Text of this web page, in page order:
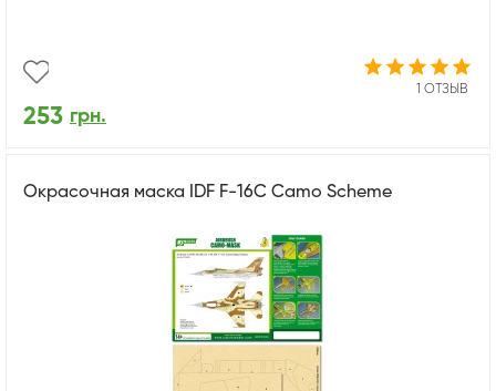
1 ОТЗЫВ
253 грн.
Окрасочная маска IDF F-16C Camo Scheme